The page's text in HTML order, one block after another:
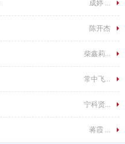
成婷 ...
陈开杰
柴鑫莉...
常中飞...
宁科贤...
蒋霞 ...